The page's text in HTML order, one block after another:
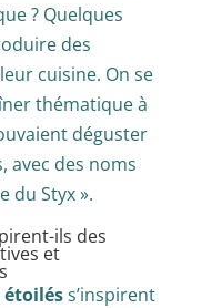
? Quelques
des
cuisine. On se
thématique à
déguster
avec des noms
du Styx ».
ils des
et
étoiléss’inspirent